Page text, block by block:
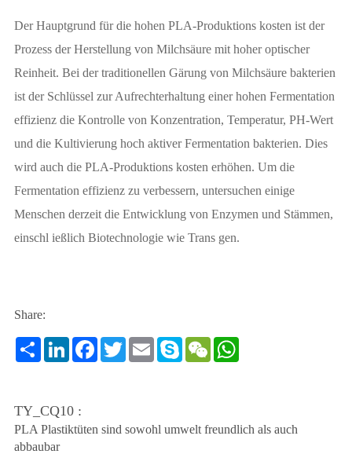
Der Hauptgrund für die hohen PLA-Produktions kosten ist der
Prozess der Herstellung von Milchsäure mit hoher optischer
Reinheit. Bei der traditionellen Gärung von Milchsäure bakterien
ist der Schlüssel zur Aufrechterhaltung einer hohen Fermentation
effizienz die Kontrolle von Konzentration, Temperatur, PH-Wert
und die Kultivierung hoch aktiver Fermentation bakterien. Dies
wird auch die PLA-Produktions kosten erhöhen. Um die
Fermentation effizienz zu verbessern, untersuchen einige
Menschen derzeit die Entwicklung von Enzymen und Stämmen,
einschl ießlich Biotechnologie wie Trans gen.
Share:
ShareLinkedInFacebook
TwitterEmailSkypeWeChatWhatsApp
TY_CQ10 :
PLA Plastiktüten sind sowohl umwelt freundlich als auch
abbaubar